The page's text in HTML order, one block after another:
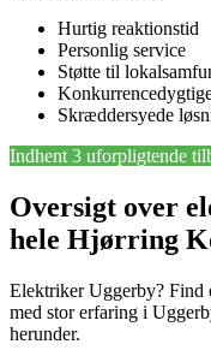
Hurtig reaktionstid
Personlig service
Støtte til
Skræddersyede
Indhent 3 uforpligtende
Oversigt over
hele Hjørring
Elektriker Uggerby? Find
med stor erfaring i
herunder.